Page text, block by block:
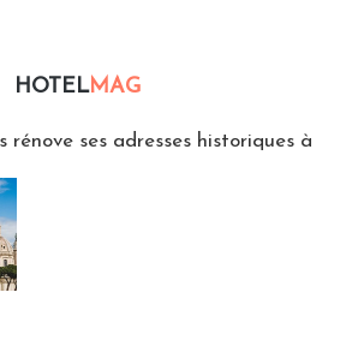
HOTELMAG
rénove ses adresses historiques à